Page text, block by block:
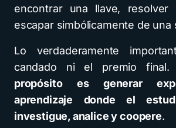
encontrar una llave,
escapar simbólicamente de una
Lo verdaderamente
candado ni el premio final.
propósito es generar
aprendizaje donde el
investigue, analice y coopere.